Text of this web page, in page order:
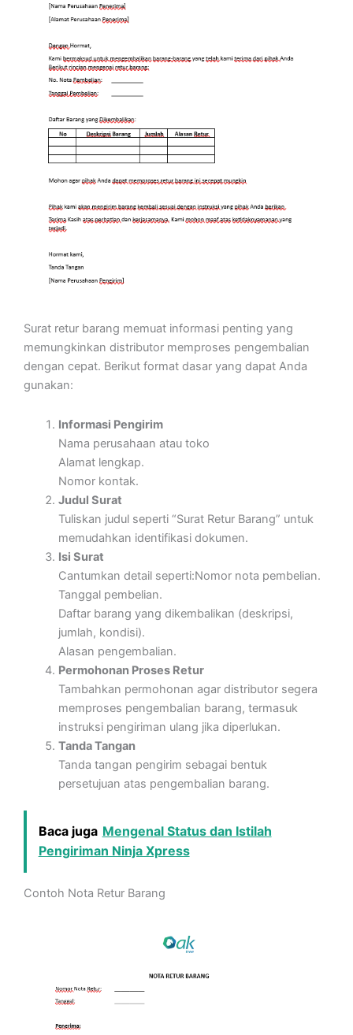
Surat retur barang memuat informasi penting yang
memungkinkan distributor memproses pengembalian
dengan cepat. Berikut format dasar yang dapat Anda
gunakan:
Informasi Pengirim
Nama perusahaan atau toko
Alamat lengkap.
Nomor kontak.
Judul Surat
Tuliskan judul seperti “Surat Retur Barang” untuk
memudahkan identifikasi dokumen.
Isi Surat
Cantumkan detail seperti:Nomor nota pembelian.
Tanggal pembelian.
Daftar barang yang dikembalikan (deskripsi,
jumlah, kondisi).
Alasan pengembalian.
Permohonan Proses Retur
Tambahkan permohonan agar distributor segera
memproses pengembalian barang, termasuk
instruksi pengiriman ulang jika diperlukan.
Tanda Tangan
Tanda tangan pengirim sebagai bentuk
persetujuan atas pengembalian barang.
Baca juga Mengenal Status dan Istilah
Pengiriman Ninja Xpress
Contoh Nota Retur Barang